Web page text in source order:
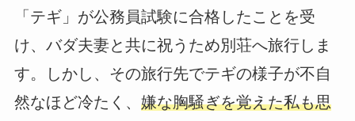
「テギ」が公務員試験に合格したことを受
け、バダ夫妻と共に祝うため別荘へ旅行しま
す。しかし、その旅行先でテギの様子が不自
然なほど冷たく、 嫌な胸騒ぎを覚えた私も思